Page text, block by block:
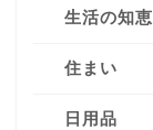
生活の知恵
住まい
日用品